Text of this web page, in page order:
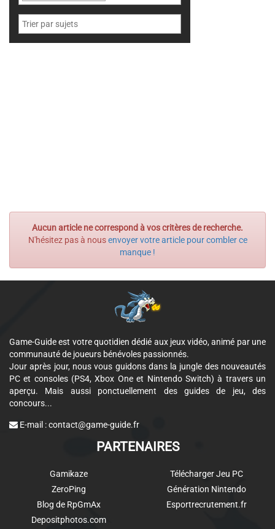
Aucun article ne correspond à vos critères de recherche.
N'hésitez pas à nousenvoyer votre article pour combler ce
manque !
Game-Guide est votre quotidien dédié aux jeux vidéo, animé par une
communauté de joueurs bénévoles passionnés.
Jour après jour, nous vous guidons dans la jungle des nouveautés
PC et consoles (PS4, Xbox One et Nintendo Switch) à travers un
aperçu. Mais aussi ponctuellement des guides de jeu, des
concours...
E-mail :contact@game-guide.fr
PARTENAIRES
Gamikaze
ZeroPing
Blog de RpGmAx
Depositphotos.com
Télécharger Jeu PC
Génération Nintendo
Esportrecrutement.fr